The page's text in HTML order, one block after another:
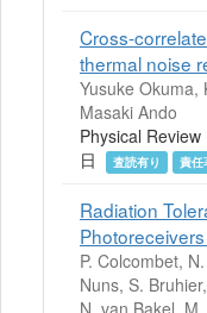
Cross-
thermal noise
Yusuke Okuma,
Masaki Ando
Physical
日
査読有り 責任
Radiation
P. Colcombet,
Nuns, S.
N. van Bakel,